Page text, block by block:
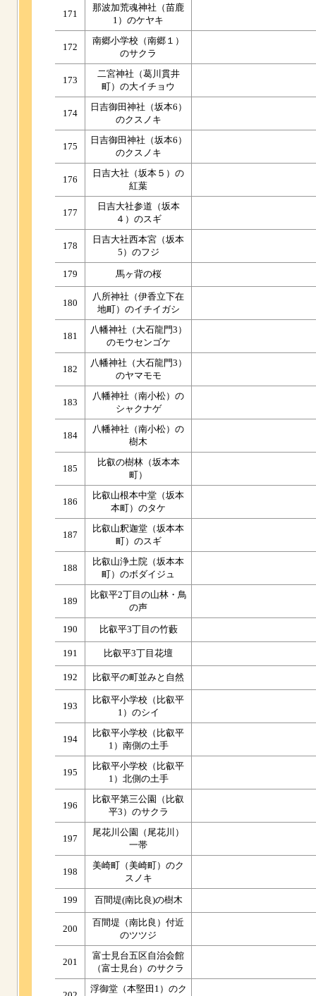
171
那波加荒魂神社（苗鹿
1）のケヤキ
172
南郷小学校（南郷１）
のサクラ
173
二宮神社（葛川貫井
町）の大イチョウ
174
日吉御田神社（坂本6）
のクスノキ
175
日吉御田神社（坂本6）
のクスノキ
176
日吉大社（坂本５）の
紅葉
177
日吉大社参道（坂本
４）のスギ
178
日吉大社西本宮（坂本
5）のフジ
179 馬ヶ背の桜
180
八所神社（伊香立下在
地町）のイチイガシ
181
八幡神社（大石龍門3）
のモウセンゴケ
182
八幡神社（大石龍門3）
のヤマモモ
183
八幡神社（南小松）の
シャクナゲ
184
八幡神社（南小松）の
樹木
185
比叡の樹林（坂本本
町）
186
比叡山根本中堂（坂本
本町）のタケ
187
比叡山釈迦堂（坂本本
町）のスギ
188
比叡山浄土院（坂本本
町）のボダイジュ
189
比叡平2丁目の山林・鳥
の声
190 比叡平3丁目の竹藪
191 比叡平3丁目花壇
192 比叡平の町並みと自然
193
比叡平小学校（比叡平
1）のシイ
194
比叡平小学校（比叡平
1）南側の土手
195
比叡平小学校（比叡平
1）北側の土手
196
比叡平第三公園（比叡
平3）のサクラ
197
尾花川公園（尾花川）
一帯
198
美崎町（美崎町）のク
スノキ
199 百間堤(南比良)の樹木
200
百間堤（南比良）付近
のツツジ
201
富士見台五区自治会館
（富士見台）のサクラ
浮御堂（本堅田1）のク